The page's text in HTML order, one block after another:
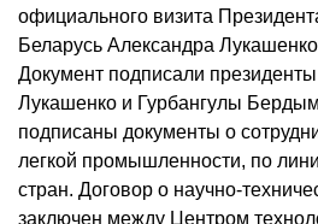
официального визита
Беларусь Александра
Документ подписали
Лукашенко и Гурбангулы
подписаны документы о
легкой промышленности, по
стран. Договор о научно-
заключен между Центром